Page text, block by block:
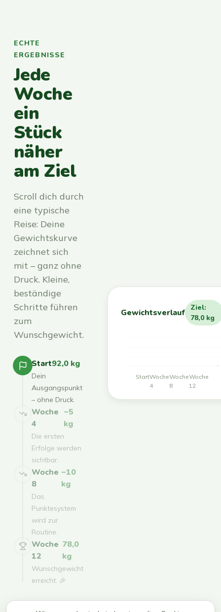
ECHTE
ERGEBNISSE
Jede
Woche
ein
Stück
näher
am Ziel
Scroll dich durch
eine typische
Reise: Deine
Gewichtskurve
zeichnet sich
mit – ganz ohne
Druck. Kleine,
beständige
Schritte führen
zum
Wunschgewicht.
Start92,0 kg
Dein
Ausgangspunkt
– ohne Druck.
Woche
4
−5
kg
Die ersten
Erfolge werden
sichtbar.
Woche
8
−10
kg
Das
Punktesystem
wird zur
Routine.
Woche
12
78,0
kg
Wunschgewicht
erreicht. 🎉
Gewichtsverlauf
Ziel:
78,0 kg
StartWoche
4
Woche
8
Woche
12